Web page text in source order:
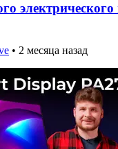
• 2 месяца назад